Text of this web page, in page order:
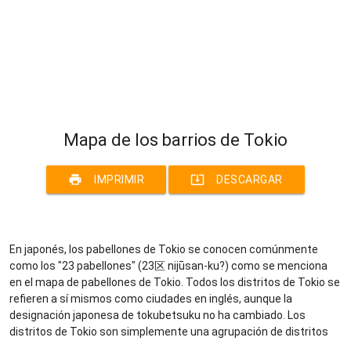
Mapa de los barrios de Tokio
print IMPRIMIR system_update_alt DESCARGAR
En japonés, los pabellones de Tokio se conocen comúnmente
como los "23 pabellones" (23区 nijūsan-ku?) como se menciona
en el mapa de pabellones de Tokio. Todos los distritos de Tokio se
refieren a sí mismos como ciudades en inglés, aunque la
designación japonesa de tokubetsuku no ha cambiado. Los
distritos de Tokio son simplemente una agrupación de distritos